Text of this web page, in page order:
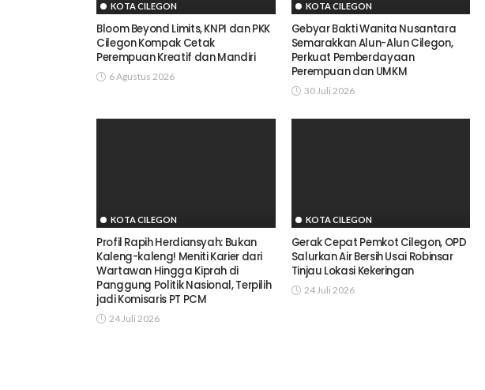
KOTA CILEGON
Bloom Beyond Limits, KNPI dan PKK
Cilegon Kompak Cetak
Perempuan Kreatif dan Mandiri
6 Agustus 2026
KOTA CILEGON
Gebyar Bakti Wanita Nusantara
Semarakkan Alun-Alun Cilegon,
Perkuat Pemberdayaan
Perempuan dan UMKM
30 Juli 2026
KOTA CILEGON
Profil Rapih Herdiansyah: Bukan
Kaleng-kaleng! Meniti Karier dari
Wartawan Hingga Kiprah di
Panggung Politik Nasional, Terpilih
jadi Komisaris PT PCM
24 Juli 2026
KOTA CILEGON
Gerak Cepat Pemkot Cilegon, OPD
Salurkan Air Bersih Usai Robinsar
Tinjau Lokasi Kekeringan
24 Juli 2026